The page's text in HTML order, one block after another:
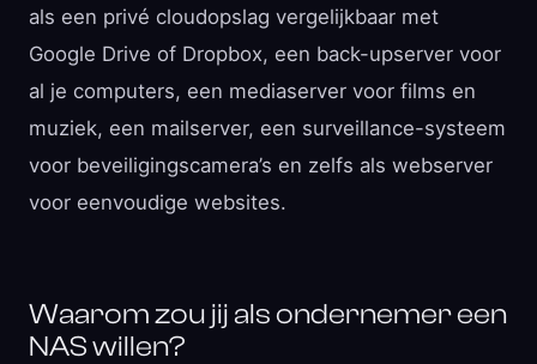
als een privé cloudopslag vergelijkbaar met
Google Drive of Dropbox, een back-upserver voor
al je computers, een mediaserver voor films en
muziek, een mailserver, een surveillance-systeem
voor beveiligingscamera’s en zelfs als webserver
voor eenvoudige websites.
Waarom zou jij als ondernemer een
NAS willen?